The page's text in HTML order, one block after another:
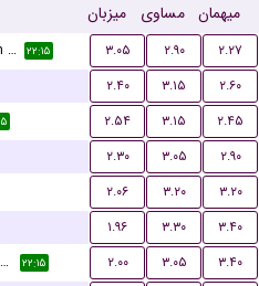
میزبان مساوی میهمان
US Quevilly-Rouen Métropole ۲۲:۱۵ ۳.۰۵ ۲.۹۰
۲.۲۷
۲.۴۰ ۳.۱۵
۲.۶۰
۲.۵۴ ۳.۱۵
۲.۴۵
۲.۳۰ ۳.۰۵
۲.۹۰
۲.۰۶ ۳.۲۰
۳.۲۰
۱.۹۶ ۳.۳۰
۳.۴۰
FC Villefranche Beaujolais ۲۲:۱۵ ۲.۰۰ ۳.۰۵
۳.۴۰